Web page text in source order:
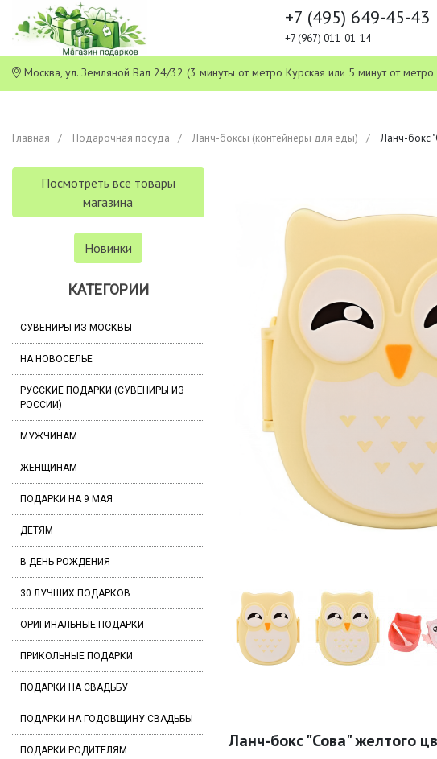
+7 (495) 649-45-43
+7 (967) 011-01-14
Москва, ул. Земляной Вал 24/32 (3 минуты от метро Курская или 5 минут от
Главная Подарочная посуда Ланч-боксы (контейнеры для еды) Ланч-бокс
Посмотреть все товары
магазина
Новинки
КАТЕГОРИИ
СУВЕНИРЫ ИЗ МОСКВЫ
НА НОВОСЕЛЬЕ
РУССКИЕ ПОДАРКИ (СУВЕНИРЫ ИЗ
РОССИИ)
МУЖЧИНАМ
ЖЕНЩИНАМ
ПОДАРКИ НА 9 МАЯ
ДЕТЯМ
В ДЕНЬ РОЖДЕНИЯ
30 ЛУЧШИХ ПОДАРКОВ
ОРИГИНАЛЬНЫЕ ПОДАРКИ
ПРИКОЛЬНЫЕ ПОДАРКИ
ПОДАРКИ НА СВАДЬБУ
ПОДАРКИ НА ГОДОВЩИНУ СВАДЬБЫ
ПОДАРКИ РОДИТЕЛЯМ Ланч-бокс "Сова" желтого